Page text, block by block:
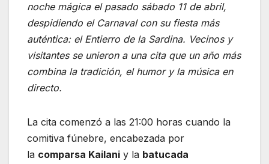
noche mágica el pasado sábado 11 de abril,
despidiendo el Carnaval con su fiesta más
auténtica: el Entierro de la Sardina. Vecinos y
visitantes se unieron a una cita que un año más
combina la tradición, el humor y la música en
directo.
La cita comenzó a las 21:00 horas cuando la
comitiva fúnebre, encabezada por
la comparsa Kailani y la batucada